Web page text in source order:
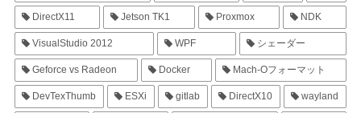
DirectX11 Jetson TK1 Proxmox NDK
VisualStudio 2012 WPF シェーダー
Geforce vs Radeon Docker Mach-Oフォーマット
DevTexThumb ESXi gitlab DirectX10 wayland